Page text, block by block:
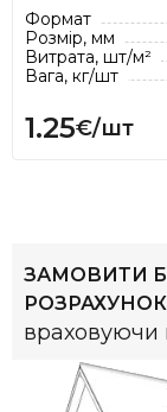
Формат
Розмір, мм
Витрата, шт/м²
Вага, кг/шт
1.25€/шт
ЗАМОВИТИ
враховуючи